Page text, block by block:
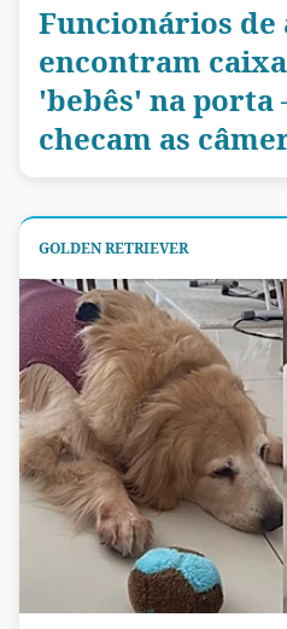
Funcionários de
encontram
'bebês' na porta
checam as
GOLDEN RETRIEVER